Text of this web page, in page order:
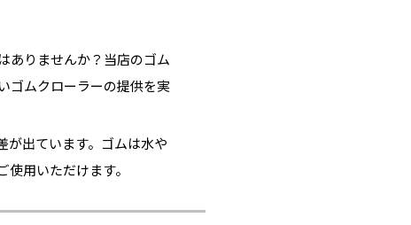
ありませんか？当店のゴム
ゴムクローラーの提供を実
が出ています。ゴムは水や
用いただけます。